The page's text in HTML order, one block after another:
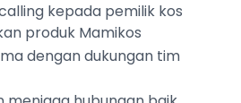
kepada pemilik kos
produk Mamikos
dengan dukungan tim